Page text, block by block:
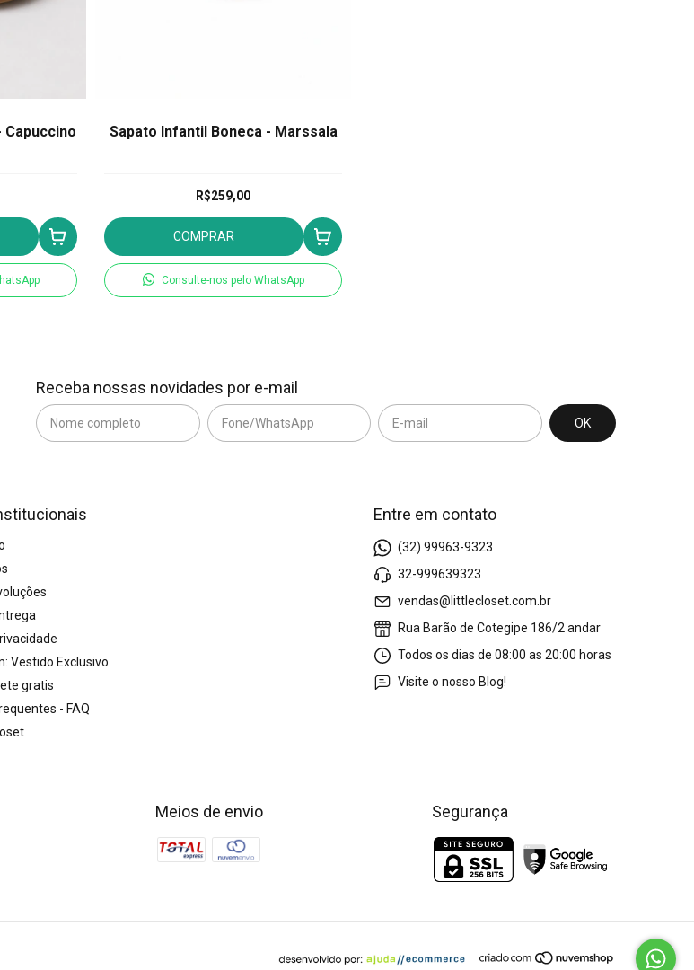
Capuccino Sapato Infantil Boneca - Marssala
R$259,00
COMPRAR
Consulte-nos pelo WhatsApp
Receba nossas novidades por e-mail
Vestido Exclusivo
gratis
- FAQ
Entre em contato
(32) 99963-9323
32-999639323
vendas@littlecloset.com.br
Rua Barão de Cotegipe 186/2 andar
Todos os dias de 08:00 as 20:00 horas
Visite o nosso Blog!
Meios de envio Segurança